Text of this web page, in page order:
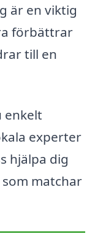
är en viktig
förbättrar
till en
enkelt
experter
hjälpa dig
matchar